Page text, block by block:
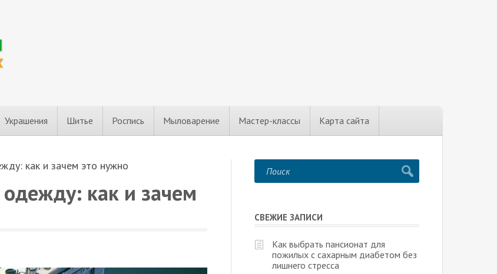
Украшения Шитье Роспись Мыловарение Мастер-классы Карта сайта
как и зачем это нужно
как и зачем
СВЕЖИЕ ЗАПИСИ
Как выбрать пансионат для
пожилых с сахарным диабетом без
лишнего стресса